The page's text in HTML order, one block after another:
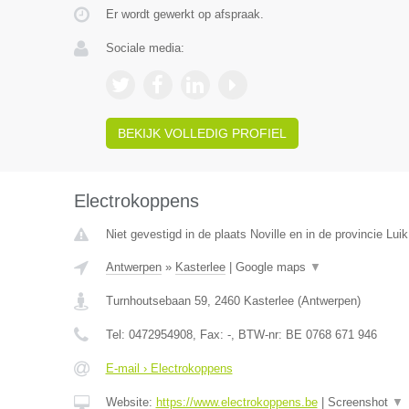
Er wordt gewerkt op afspraak.
Sociale media:
BEKIJK VOLLEDIG PROFIEL
Electrokoppens
Niet gevestigd in de plaats Noville en in de provincie
Antwerpen» Kasterlee| Google maps ▼
Turnhoutsebaan 59, 2460 Kasterlee(Antwerpen)
Tel: 0472954908, Fax: -, BTW-nr: BE 0768 671 946
E-mail › Electrokoppens
Website: https://www.electrokoppens.be| Screenshot ▼